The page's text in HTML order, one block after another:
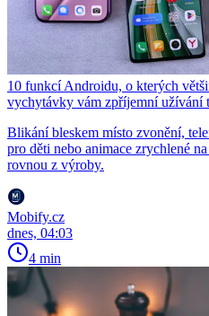
10 funkcí Androidu, o kterých
vychytávky vám zpříjemní užívání
Blikání bleskem místo zvonění,
pro děti nebo animace zrychlené
rovnou z výroby.
Mobify.cz
dnes, 04:03
4 min